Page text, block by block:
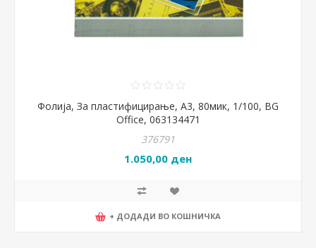
Фолија, За пластифицирање, А3, 80мик, 1/100, BG
Office, 063134471
376791
1.050,00 ден
+ ДОДАДИ ВО КОШНИЧКА